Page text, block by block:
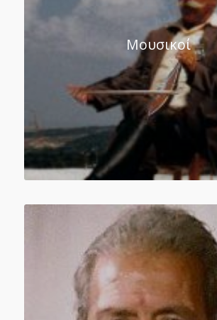
Μουσικοί